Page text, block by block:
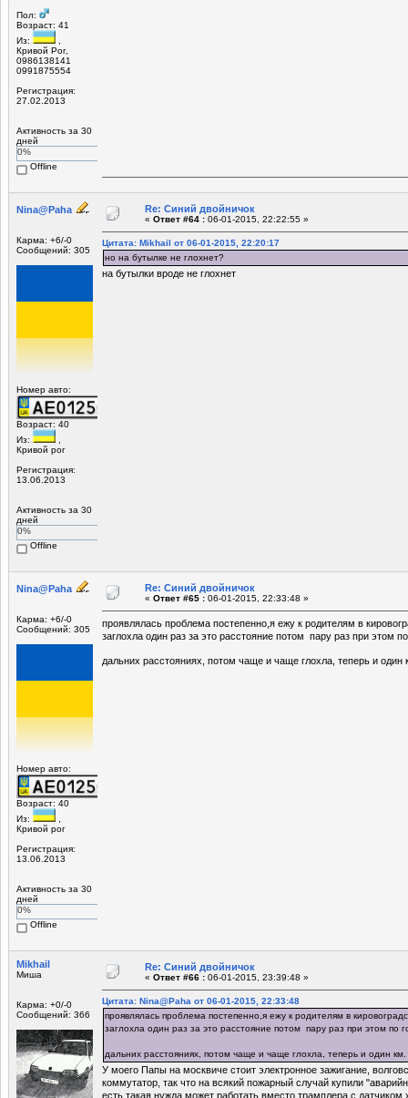
Пол:
Возраст: 41
Из:
,
Кривой Рог,
0986138141
0991875554
Регистрация:
27.02.2013
Активность за 30
дней
0%
Offline
Nina@Paha
Карма: +6/-0
Сообщений: 305
Номер авто:
Возраст: 40
Из:
,
Кривой рог
Регистрация:
13.06.2013
Активность за 30
дней
0%
Offline
Re: Синий двойничок
« Ответ #64 : 06-01-2015, 22:22:55 »
Цитата: Mikhail от 06-01-2015, 22:20:17
но на бутылке не глохнет?
на бутылки вроде не глохнет
Nina@Paha
Карма: +6/-0
Сообщений: 305
Номер авто:
Возраст: 40
Из:
,
Кривой рог
Регистрация:
13.06.2013
Активность за 30
дней
0%
Offline
Re: Синий двойничок
« Ответ #65 : 06-01-2015, 22:33:48 »
проявлялась проблема постепенно,я ежу к родителям в
заглохла один раз за это расстояние потом пару раз при этом
дальних расстояниях, потом чаще и чаще глохла, теперь и
Mikhail
Миша
Карма: +0/-0
Сообщений: 366
Re: Синий двойничок
« Ответ #66 : 06-01-2015, 23:39:48 »
Цитата: Nina@Paha от 06-01-2015, 22:33:48
проявлялась проблема постепенно,я ежу к родителям в
заглохла один раз за это расстояние потом пару раз при этом по
дальних расстояниях, потом чаще и чаще глохла, теперь и один
У моего Папы на москвиче стоит электронное зажигание,
коммутатор, так что на всякий пожарный случай купили
есть такая нужда может работать вместо трамплера с датчиком